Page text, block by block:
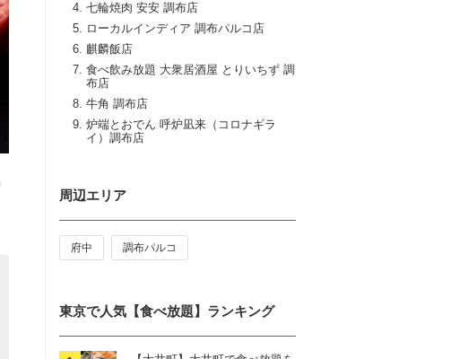
七輪焼肉 安安 調布店
ローカルインディア 調布パルコ店
麒麟飯店
食べ飲み放題 大衆居酒屋 とりいちず 調
布店
牛角 調布店
炉端とおでん 呼炉凪来（コロナギラ
イ）調布店
周辺エリア
府中 調布パルコ
東京で人気【食べ放題】ランキング